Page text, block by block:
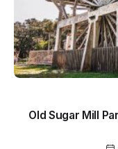
Old Sugar Mill